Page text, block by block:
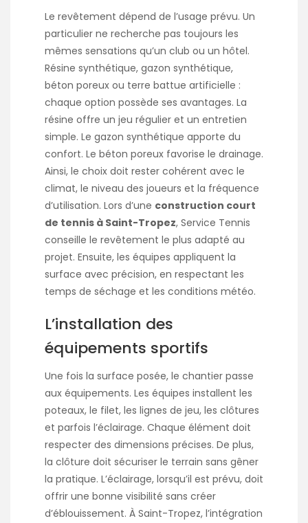
Le revêtement dépend de l’usage prévu. Un
particulier ne recherche pas toujours les
mêmes sensations qu’un club ou un hôtel.
Résine synthétique, gazon synthétique,
béton poreux ou terre battue artificielle :
chaque option possède ses avantages. La
résine offre un jeu régulier et un entretien
simple. Le gazon synthétique apporte du
confort. Le béton poreux favorise le drainage.
Ainsi, le choix doit rester cohérent avec le
climat, le niveau des joueurs et la fréquence
d’utilisation. Lors d’une construction court
de tennis à Saint-Tropez, Service Tennis
conseille le revêtement le plus adapté au
projet. Ensuite, les équipes appliquent la
surface avec précision, en respectant les
temps de séchage et les conditions météo.
L’installation des
équipements sportifs
Une fois la surface posée, le chantier passe
aux équipements. Les équipes installent les
poteaux, le filet, les lignes de jeu, les clôtures
et parfois l’éclairage. Chaque élément doit
respecter des dimensions précises. De plus,
la clôture doit sécuriser le terrain sans gêner
la pratique. L’éclairage, lorsqu’il est prévu, doit
offrir une bonne visibilité sans créer
d’éblouissement. À Saint-Tropez, l’intégration